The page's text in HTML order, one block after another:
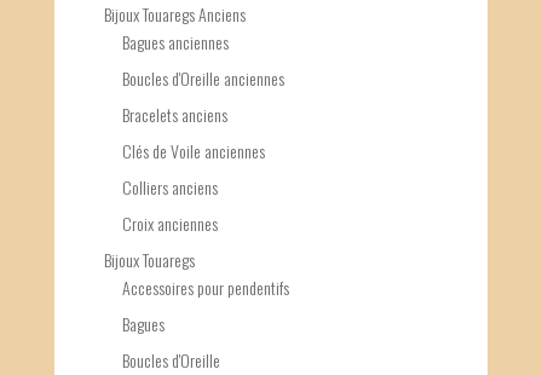
Bijoux Touaregs Anciens
Bagues anciennes
Boucles d'Oreille anciennes
Bracelets anciens
Clés de Voile anciennes
Colliers anciens
Croix anciennes
Bijoux Touaregs
Accessoires pour pendentifs
Bagues
Boucles d'Oreille